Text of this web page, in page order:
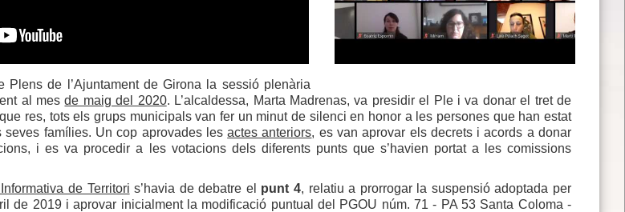
de l’Ajuntament de Girona la sessió plenària
al mesde maig del 2020. L’alcaldessa, Marta Madrenas, va presidir el Ple i va donar el tret de
res, tots els grups municipals van fer un minut de silenci en honor a les persones que han estat
seves famílies. Un cop aprovades lesactes anteriors, es van aprovar els decrets i acords a donar
i es va procedir a les votacions dels diferents punts que s’havien portat a les comissions
de Territori s’havia de debatre el punt 4, relatiu a prorrogar la suspensió adoptada per
de 2019 i aprovar inicialment la modificació puntual del PGOU núm. 71 - PA 53 Santa Coloma -